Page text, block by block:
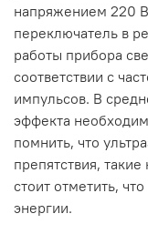
напряжением 220
переключатель в
работы прибора
соответствии с
импульсов. В
эффекта
помнить, что
препятствия,
стоит отметить,
энергии.